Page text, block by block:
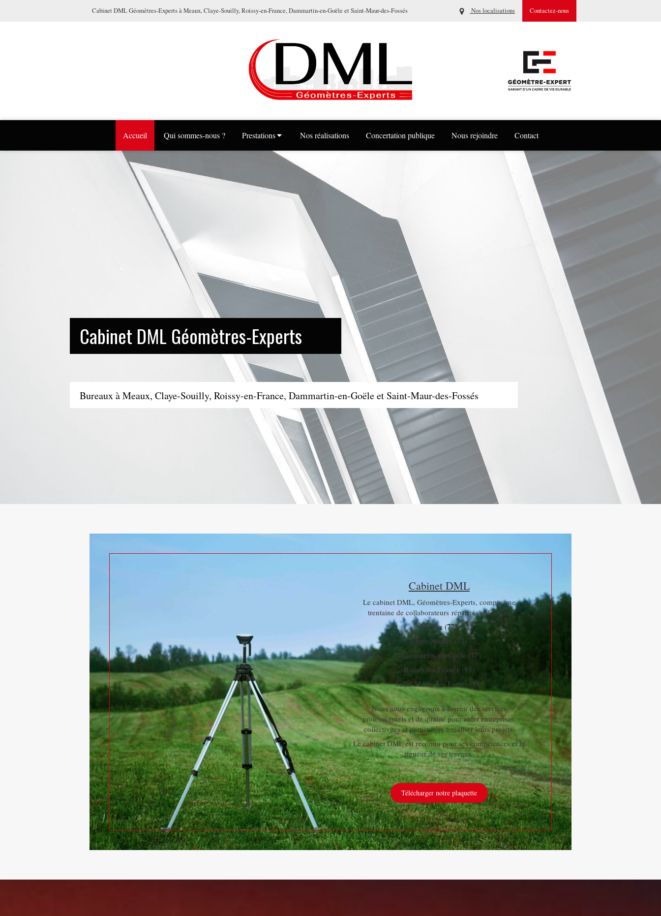
Cabinet DML Géomètres-Experts à Meaux, Claye-Souilly, Roissy-en-France, Dammartin-en-Goële et Saint-Maur-des-Fossés Contactez-nous
Nos localisations
Accueil Qui sommes-nous ? Prestations Nos réalisations Concertation publique Nous rejoindre Contact
Cabinet DML Géomètres-Experts
Bureaux à Meaux, Claye-Souilly, Roissy-en-France, Dammartin-en-Goële et Saint-Maur-des-Fossés
Cabinet DML
Le cabinet DML, Géomètres-Experts, compte une
trentaine de collaborateurs répartis sur 5 sites :
Meaux (77)
Claye-Souilly (77)
Dammartin-en-Goële (77)
Roissy-en-France (95)
Saint-Maur-des-Fossés (94)
Nous nous engageons à fournir des services
professionnels et de qualité pour aider entreprises,
collectivités et particuliers à réaliser leurs projets.
Le cabinet DML est reconnu pour ses compétences et la
rigueur de ses travaux.
Télécharger notre plaquette